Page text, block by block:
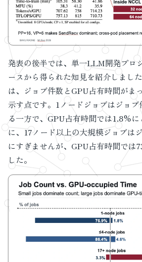
発表の後半では、単一LLM開発プロ
ースから得られた知見を紹介しまし
は、ジョブ件数とGPU占有時間がま
示す点です。1ノードジョブはジョ
る一方で、GPU占有時間では1.8%
に、17ノード以上の大規模ジョブは
にすぎませんが、GPU占有時間では
した。